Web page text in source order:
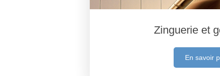
Zinguerie et
En savoir